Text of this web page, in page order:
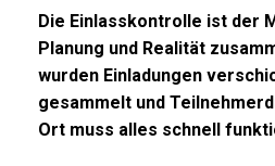
Die Einlasskontrolle ist der
Planung und Realität
wurden Einladungen
gesammelt und
Ort muss alles schnell